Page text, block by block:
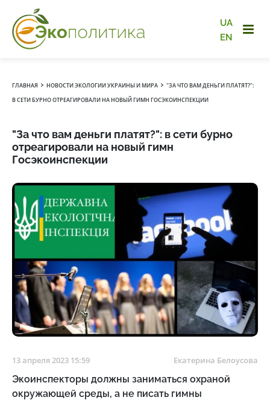
UA
EN
ГЛАВНАЯ › НОВОСТИ ЭКОЛОГИИ УКРАИНЫ И МИРА › "ЗА ЧТО ВАМ ДЕНЬГИ ПЛАТЯТ?":
В СЕТИ БУРНО ОТРЕАГИРОВАЛИ НА НОВЫЙ ГИМН ГОСЭКОИНСПЕКЦИИ
"За что вам деньги платят?": в сети бурно
отреагировали на новый гимн
Госэкоинспекции
13 апреля 2023 15:59 Екатерина Белоусова
Экоинспекторы должны заниматься охраной
окружающей среды, а не писать гимны